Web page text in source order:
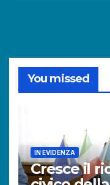
You missed
IN EVIDENZA
Cresce il